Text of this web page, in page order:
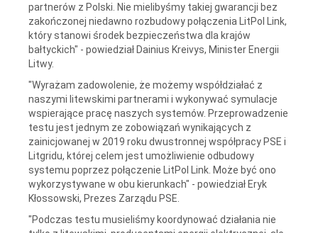
partnerów z Polski. Nie mielibyśmy takiej gwarancji bez
zakończonej niedawno rozbudowy połączenia LitPol Link,
który stanowi środek bezpieczeństwa dla krajów
bałtyckich" - powiedział Dainius Kreivys, Minister Energii
Litwy.
"Wyrażam zadowolenie, że możemy współdziałać z
naszymi litewskimi partnerami i wykonywać symulacje
wspierające pracę naszych systemów. Przeprowadzenie
testu jest jednym ze zobowiązań wynikających z
zainicjowanej w 2019 roku dwustronnej współpracy PSE i
Litgridu, której celem jest umożliwienie odbudowy
systemu poprzez połączenie LitPol Link. Może być ono
wykorzystywane w obu kierunkach" - powiedział Eryk
Kłossowski, Prezes Zarządu PSE.
"Podczas testu musieliśmy koordynować działania nie